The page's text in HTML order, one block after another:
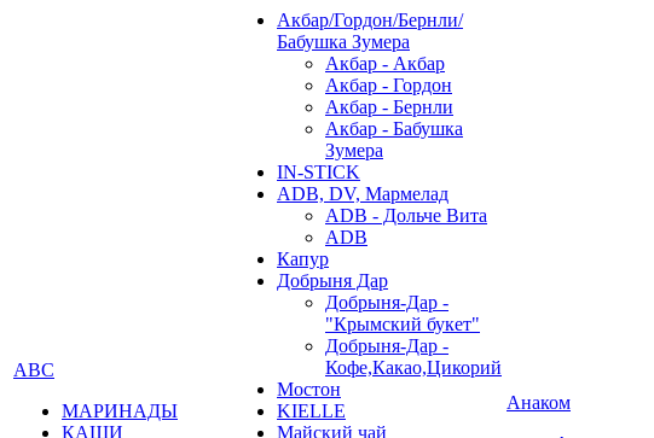
АВС
МАРИНАДЫ
КАШИ
Акбар/Гордон/Бернли/
Бабушка Зумера
Акбар - Акбар
Акбар - Гордон
Акбар - Бернли
Акбар - Бабушка
Зумера
IN-STICK
ADB, DV, Мармелад
ADB - Дольче Вита
ADB
Капур
Добрыня Дар
Добрыня-Дар -
"Крымский букет"
Добрыня-Дар -
Кофе,Какао,Цикорий
Мостон
KIELLE
Майский чай
Анаком